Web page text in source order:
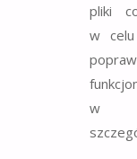
pliki
w
w